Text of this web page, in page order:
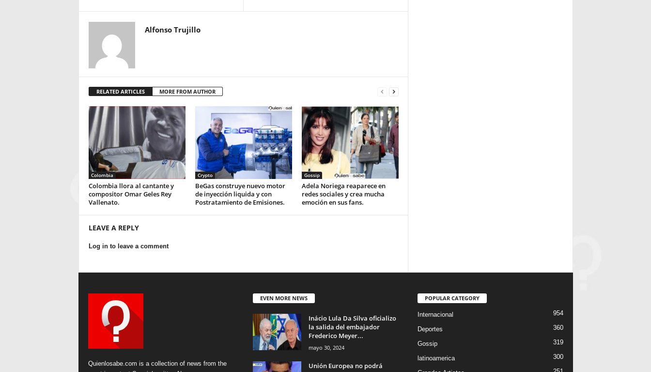
Alfonso Trujillo
RELATED ARTICLES MORE FROM AUTHOR
Colombia
Colombia llora al cantante y
compositor Omar Geles Rey
Vallenato.
Crypto
BeGas construye nuevo motor
de inyección liquida y con
Postratamiento de Emisiones.
Gossip
Adela Noriega reaparece en
redes sociales y crea mucha
emoción en sus fans.
LEAVE A REPLY
Log in to leave a comment
Quienlosabe.com is a collection of news from the
EVEN MORE NEWS
Inácio Lula Da Silva oficializo
la salida del embajador
Frederico Meyer...
mayo 30, 2024
Unión Europea no podrá
POPULAR CATEGORY
Internacional 954
Deportes 360
Gossip 319
latinoamerica 300